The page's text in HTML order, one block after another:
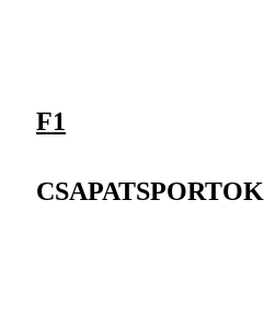
F1
CSAPATSPORTOK